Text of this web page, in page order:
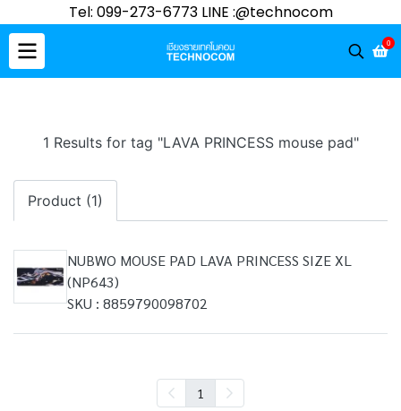
Tel: 099-273-6773 LINE :@technocom
0
1 Results for tag "LAVA PRINCESS mouse pad"
Product (1)
NUBWO MOUSE PAD LAVA PRINCESS SIZE XL
(NP643)
SKU : 8859790098702
1